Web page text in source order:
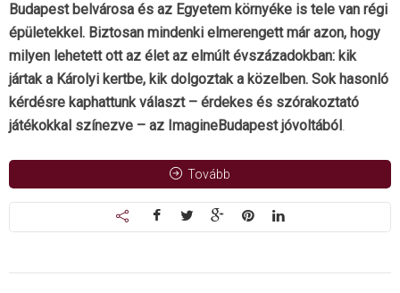
Budapest belvárosa és az Egyetem környéke is tele van régi
épületekkel. Biztosan mindenki elmerengett már azon, hogy
milyen lehetett ott az élet az elmúlt évszázadokban: kik
jártak a Károlyi kertbe, kik dolgoztak a közelben. Sok hasonló
kérdésre kaphattunk választ – érdekes és szórakoztató
játékokkal színezve – az ImagineBudapest jóvoltából .
Tovább